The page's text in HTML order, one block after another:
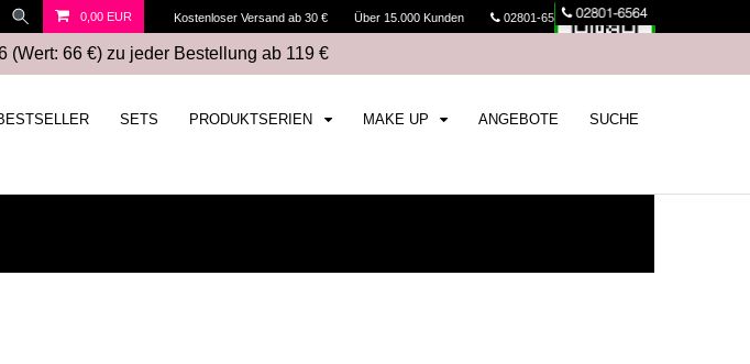
Kostenloser Versand ab 30 € Über 15.000 Kunden 02801-6564 Kasse
0,00 EUR
(Wert: 66 €) zu jeder Bestellung ab 119 €
SETS PRODUKTSERIEN MAKE UP ANGEBOTE SUCHE